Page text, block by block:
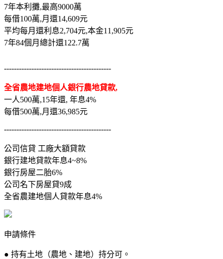
7年本利攤,最高9000萬
每借100萬,月還14,609元
平均每月還利息2,704元,本金11,905元
7年84個月總計還122.7萬
-------------------------------------------
全省農地建地個人銀行農地貸款,
一人500萬,15年還, 年息4%
每借500萬,月還36,985元
-------------------------------------------
公司信貸 工廠大額貸款
銀行建地貸款年息4~8%
銀行房屋二胎6%
公司名下房屋貸9成
全省農建地個人貸款年息4%
申請條件
● 持有土地（農地、建地）持分可。